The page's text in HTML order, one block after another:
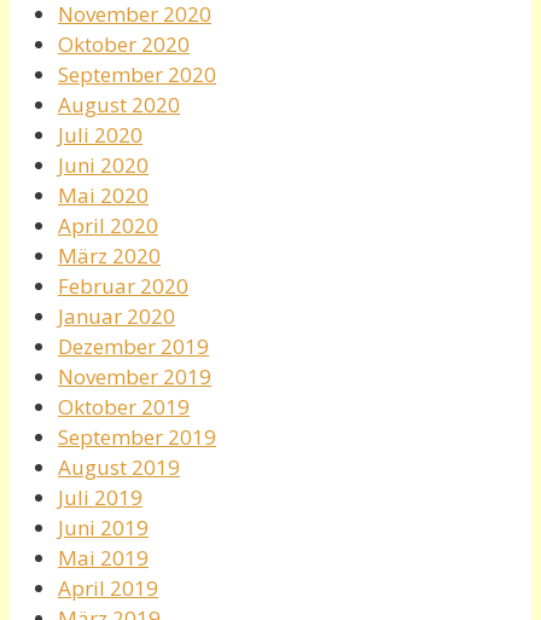
November 2020
Oktober 2020
September 2020
August 2020
Juli 2020
Juni 2020
Mai 2020
April 2020
März 2020
Februar 2020
Januar 2020
Dezember 2019
November 2019
Oktober 2019
September 2019
August 2019
Juli 2019
Juni 2019
Mai 2019
April 2019